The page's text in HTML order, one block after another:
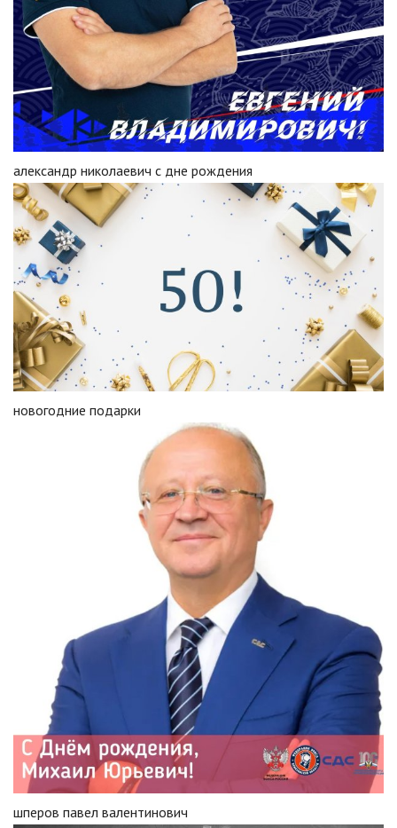
александр николаевич с дне рождения
новогодние подарки
шперов павел валентинович